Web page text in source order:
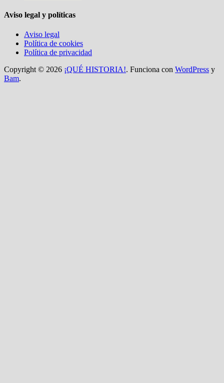
Aviso legal y políticas
Aviso legal
Política de cookies
Política de privacidad
Copyright © 2026 ¡QUÉ HISTORIA!. Funciona con WordPress y
Bam.